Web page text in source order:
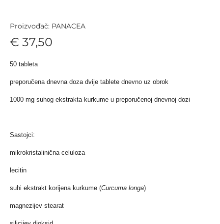
Proizvođač: PANACEA
€ 37,50
50 tableta
preporučena dnevna doza dvije tablete dnevno uz obrok
1000 mg suhog ekstrakta kurkume u preporučenoj dnevnoj dozi
Sastojci:
mikrokristalinična celuloza
lecitin
suhi ekstrakt korijena kurkume (Curcuma longa)
magnezijev stearat